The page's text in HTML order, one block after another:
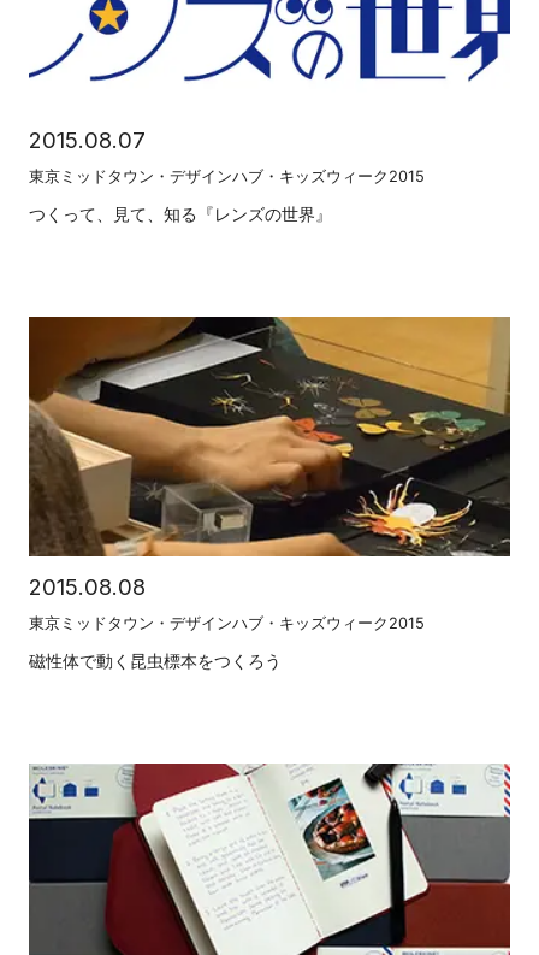
2015.08.07
東京ミッドタウン・デザインハブ・キッズウィーク2015
つくって、見て、知る『レンズの世界』
2015.08.08
東京ミッドタウン・デザインハブ・キッズウィーク2015
磁性体で動く昆虫標本をつくろう